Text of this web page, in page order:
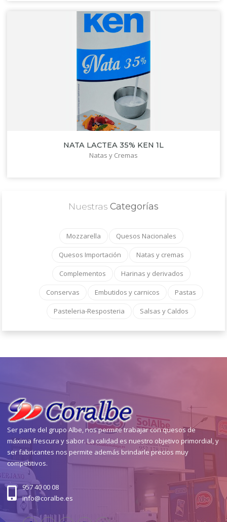
NATA LACTEA 35% KEN 1L
Natas y Cremas
Nuestras Categorías
Mozzarella Quesos Nacionales
Quesos Importación Natas y cremas
Complementos Harinas y derivados
Conservas Embutidos y carnicos Pastas
Pasteleria-Resposteria Salsas y Caldos
Ser parte del grupo Albe, nos permite trabajar con quesos de
máxima frescura y sabor. La calidad es nuestro objetivo primordial, y
ser fabricantes nos permite además brindarle precios muy
competitivos.
957 40 00 08
info@coralbe.es